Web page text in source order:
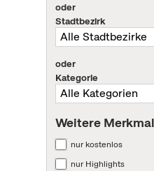
oder
Stadtbezirk
oder
Kategorie
Weitere
nur kostenlos
nur Highlights